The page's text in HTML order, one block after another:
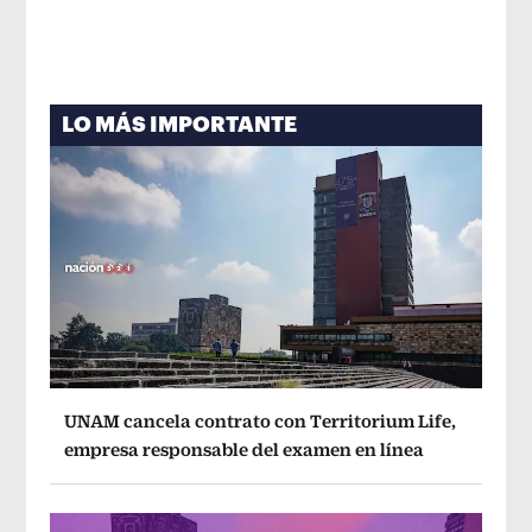
LO MÁS IMPORTANTE
UNAM cancela contrato con Territorium Life,
empresa responsable del examen en línea